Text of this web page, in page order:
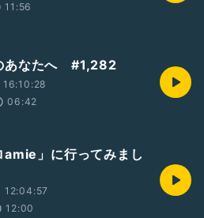
11:56
あなたへ #1,282
06:42
amie」に行ってみまし
12:00